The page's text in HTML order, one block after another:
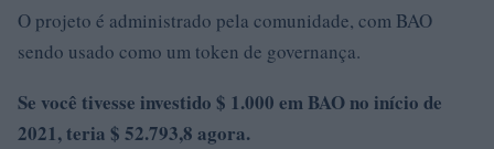
O projeto é administrado pela comunidade, com BAO
sendo usado como um token de governança.
Se você tivesse investido $ 1.000 em BAO no início de
2021, teria $ 52.793,8 agora.